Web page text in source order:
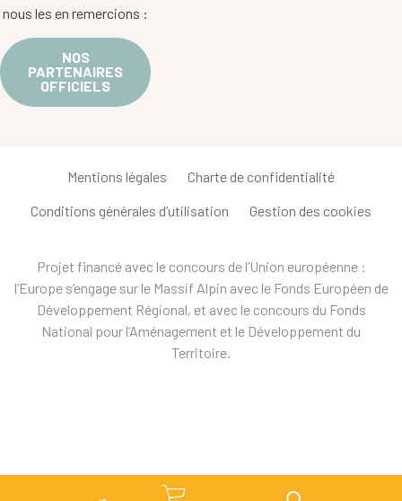
nous les en remercions :
NOS
PARTENAIRES
OFFICIELS
Mentions légales Charte de confidentialité
Conditions générales d’utilisation Gestion des cookies
Projet financé avec le concours de l’Union européenne :
l’Europe s’engage sur le Massif Alpin avec le Fonds Européen de
Développement Régional, et avec le concours du Fonds
National pour l’Aménagement et le Développement du
Territoire.